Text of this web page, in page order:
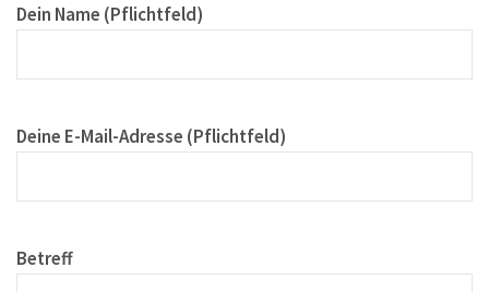
Dein Name (Pflichtfeld)
Deine E-Mail-Adresse (Pflichtfeld)
Betreff